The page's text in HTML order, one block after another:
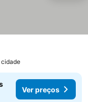
cidade
Ver preços